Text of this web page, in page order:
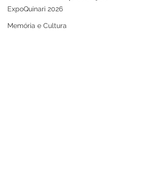
ExpoQuinari 2026
Memória e Cultura